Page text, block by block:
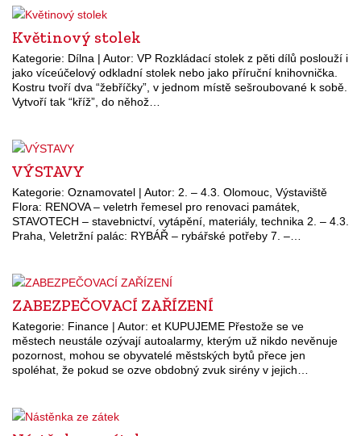
Květinový stolek
Kategorie: Dílna | Autor: VP Rozkládací stolek z pěti dílů poslouží i
jako víceúčelový odkladní stolek nebo jako příruční knihovnička.
Kostru tvoří dva “žebříčky”, v jednom místě sešroubované k sobě.
Vytvoří tak “kříž”, do něhož…
VÝSTAVY
Kategorie: Oznamovatel | Autor: 2. – 4.3. Olomouc, Výstaviště
Flora: RENOVA – veletrh řemesel pro renovaci památek,
STAVOTECH – stavebnictví, vytápění, materiály, technika 2. – 4.3.
Praha, Veletržní palác: RYBÁŘ – rybářské potřeby 7. –…
ZABEZPEČOVACÍ ZAŘÍZENÍ
Kategorie: Finance | Autor: et KUPUJEME Přestože se ve
městech neustále ozývají autoalarmy, kterým už nikdo nevěnuje
pozornost, mohou se obyvatelé městských bytů přece jen
spoléhat, že pokud se ozve obdobný zvuk sirény v jejich…